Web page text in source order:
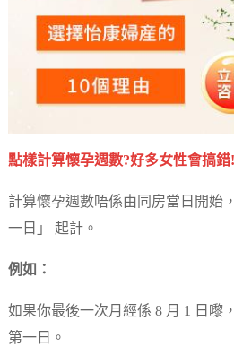
點樣計算懷孕週數?好多女性會搞錯!
計算懷孕週數唔係由同房當日開始
一日」 起計。
例如：
如果你最後一次月經係 8 月 1 日嚟
第一日。